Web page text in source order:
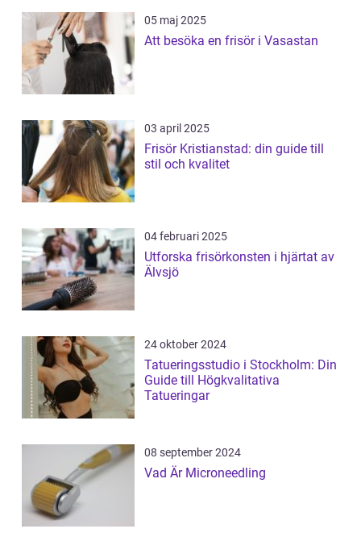
05 maj 2025
Att besöka en frisör i Vasastan
03 april 2025
Frisör Kristianstad: din guide till
stil och kvalitet
04 februari 2025
Utforska frisörkonsten i hjärtat av
Älvsjö
24 oktober 2024
Tatueringsstudio i Stockholm: Din
Guide till Högkvalitativa
Tatueringar
08 september 2024
Vad Är Microneedling